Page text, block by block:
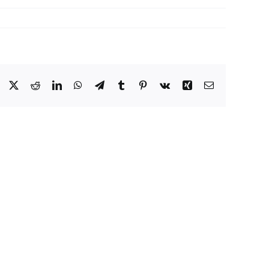
X RedditLinkedInWhatsApp
TelegramTumblr Pinterest
Vk Xing Email: